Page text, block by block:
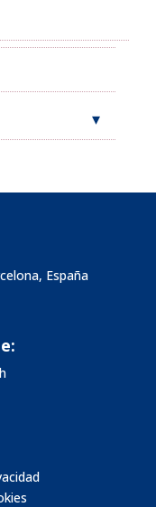
España